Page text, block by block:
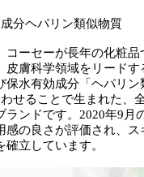
分ヘパリン類似物質
コーセーが長年の化粧
皮膚科学領域をリードす
保水有効成分「ヘパリン
せることで生まれた、
ランドです。2020年9月
感の良さが評価され、ス
立しています。